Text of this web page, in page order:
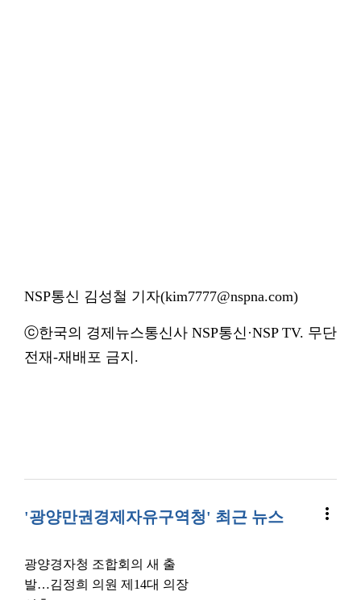
NSP통신 김성철 기자(kim7777@nspna.com)
ⓒ한국의 경제뉴스통신사 NSP통신·NSP TV. 무단
전재-재배포 금지.
'광양만권경제자유구역청' 최근 뉴스 more_vert
광양경자청 조합회의 새 출
발…김정희 의원 제14대 의장